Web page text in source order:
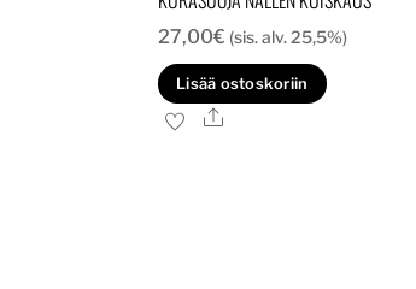
27,00€ (sis. alv. 25,5%)
Lisää ostoskoriin
Ale